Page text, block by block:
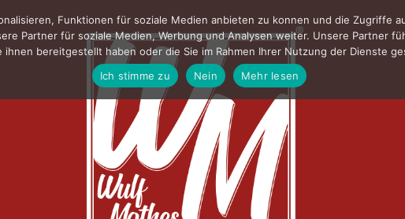
Funktionen für soziale Medien anbieten zu konnen und die Zugriffe
Partner für soziale Medien, Werbung und Analysen weiter. Unsere Partner
ihnen bereitgestellt haben oder die Sie im Rahmen Ihrer Nutzung der Dienste
Ich stimme zu
Nein Mehr lesen